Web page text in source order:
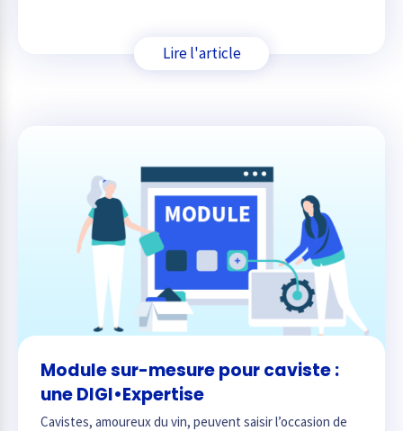
Lire l'article
Module sur-mesure pour caviste :
une DIGI•Expertise
Cavistes, amoureux du vin, peuvent saisir l’occasion de